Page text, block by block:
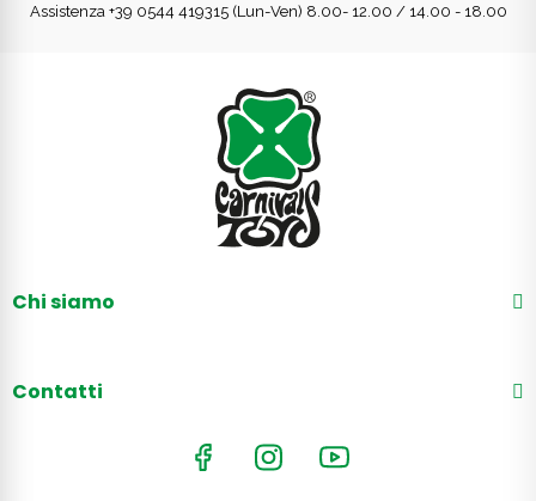
Assistenza +39 0544 419315 (Lun-Ven) 8.00- 12.00 / 14.00 - 18.00
Chi siamo
Contatti